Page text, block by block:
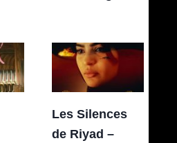
Les Silences
de Riyad –